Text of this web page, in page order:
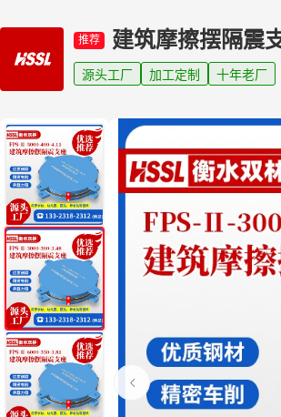
推荐 建筑摩擦摆隔震
源头工厂 加工定制 十年老厂